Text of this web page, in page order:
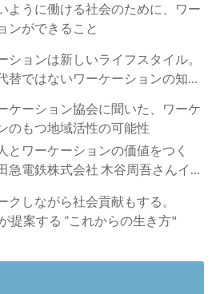
ように働ける社会のために、ワー
ンができること
ションは新しいライフスタイル。
替ではないワーケーションの知ら
ケーション協会に聞いた、ワーケ
のもつ地域活性の可能性
とワーケーションの価値をつく
急電鉄株式会社 木谷周吾さんイン
クしながら社会貢献もする。
提案する ”これからの生き方"